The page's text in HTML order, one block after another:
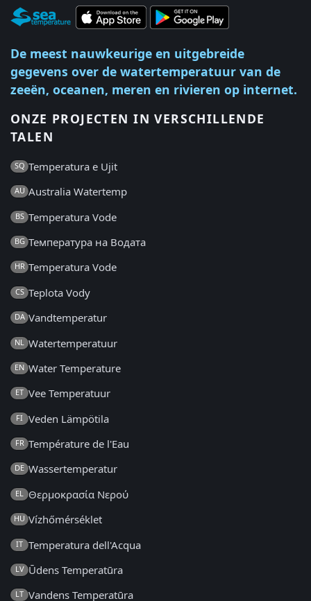
De meest nauwkeurige en uitgebreide
gegevens over de watertemperatuur van de
zeeën, oceanen, meren en rivieren op internet.
ONZE PROJECTEN IN VERSCHILLENDE
TALEN
SQ Temperatura e Ujit
AU Australia Watertemp
BS Temperatura Vode
BG Температура на Водата
HR Temperatura Vode
CS Teplota Vody
DA Vandtemperatur
NL Watertemperatuur
EN Water Temperature
ET Vee Temperatuur
FI Veden Lämpötila
FR Température de l'Eau
DE Wassertemperatur
EL Θερμοκρασία Νερού
HU Vízhőmérséklet
IT Temperatura dell'Acqua
LV Ūdens Temperatūra
LT Vandens Temperatūra